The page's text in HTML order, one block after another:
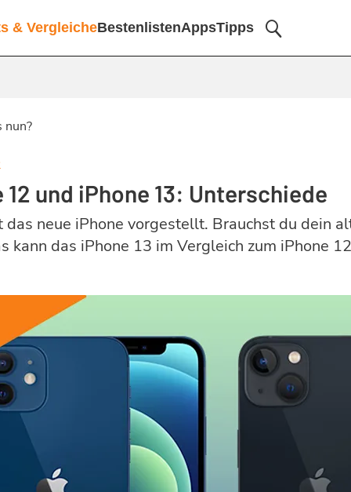
& VergleicheBestenlistenAppsTipps
nun?
12 und iPhone 13: Unterschiede
neue iPhone vorgestellt. Brauchst du dein
kann das iPhone 13 im Vergleich zum iPhone